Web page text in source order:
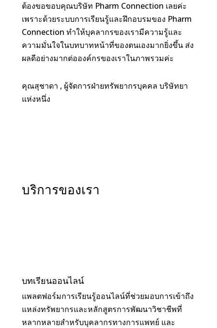
ต้องขอขอบคุณบริษัท Pharm Connection เลยค่ะ
เพราะด้วยระบบการเรียนรู้และฝึกอบรมของ Pharm
Connection ทำให้บุคลากรของเรามีความรู้และ
ความมั่นใจในบทบาทหน้าที่ของตนเองมากยิ่งขึ้น ส่ง
ผลดีอย่างมากต่อองค์กรของเราในภาพรวมค่ะ
คุณสุชาดา , ผู้จัดการฝ่ายทรัพยากรบุคคล บริษัทยา
แห่งหนึ่ง
บริการของเรา
บทเรียนออนไลน์
แพลตฟอร์มการเรียนรู้ออนไลน์ที่ช่วยมอบการเข้าถึง
แหล่งทรัพยากรและหลักสูตรการพัฒนาวิชาชีพที่
หลากหลายสำหรับบุคลากรทางการแพทย์ และ